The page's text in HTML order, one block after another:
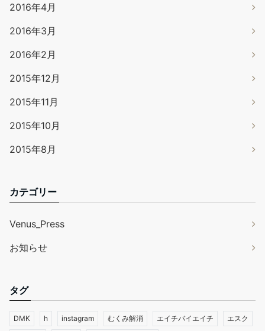
2016年4月
2016年3月
2016年2月
2015年12月
2015年11月
2015年10月
2015年8月
カテゴリー
Venus_Press
お知らせ
タグ
DMK h instagram むくみ解消 エイチバイエイチ エスク